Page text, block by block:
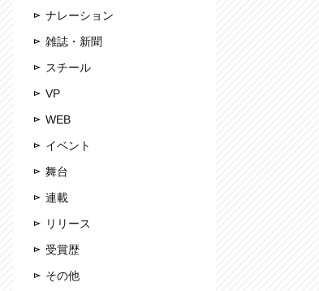
ナレーション
雑誌・新聞
スチール
VP
WEB
イベント
舞台
連載
リリース
受賞歴
その他